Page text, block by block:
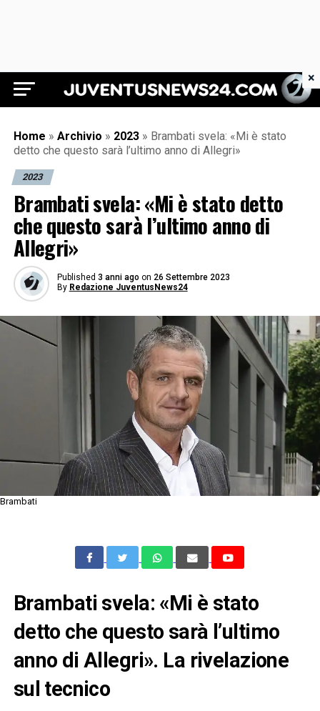
Juventus News 24
Home » Archivio » 2023 » Brambati svela: «Mi è stato
detto che questo sarà l’ultimo anno di Allegri»
2023
Brambati svela: «Mi è stato detto
che questo sarà l’ultimo anno di
Allegri»
Published 3 anni ago on 26 Settembre 2023
By Redazione JuventusNews24
Brambati
Brambati svela: «Mi è stato
detto che questo sarà l’ultimo
anno di Allegri». La rivelazione
sul tecnico
×